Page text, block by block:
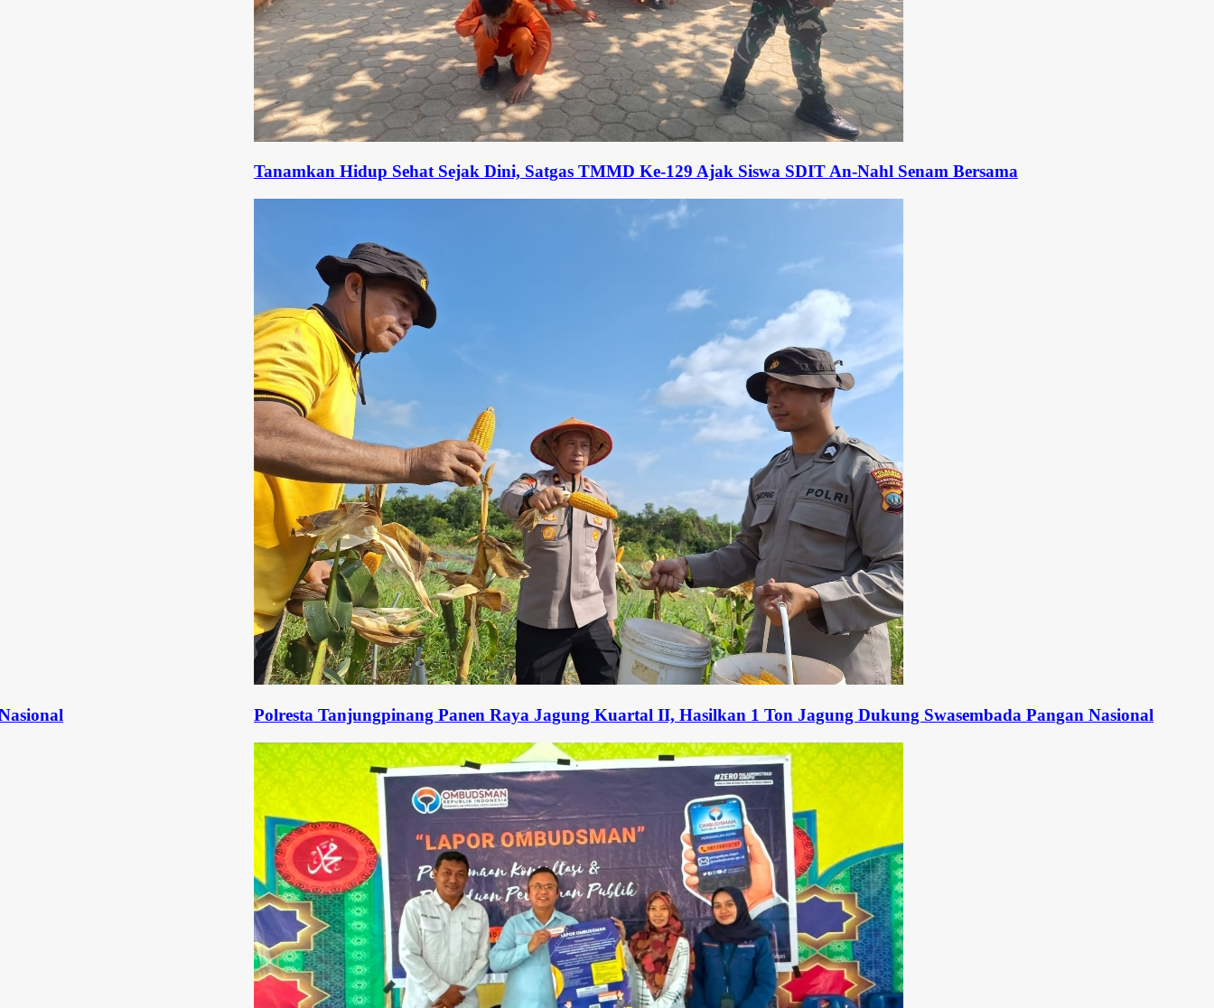
Tanamkan Hidup Sehat Sejak Dini, Satgas TMMD Ke-129 Ajak Siswa SDIT An-Nahl Senam Bersama
Polresta Tanjungpinang Panen Raya Jagung Kuartal II, Hasilkan 1 Ton Jagung Dukung Swasembada Pangan Nasional